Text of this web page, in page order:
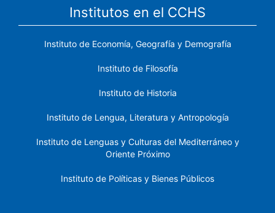
Institutos en el CCHS
Instituto de Economía, Geografía y Demografía
Instituto de Filosofía
Instituto de Historia
Instituto de Lengua, Literatura y Antropología
Instituto de Lenguas y Culturas del Mediterráneo y
Oriente Próximo
Instituto de Políticas y Bienes Públicos